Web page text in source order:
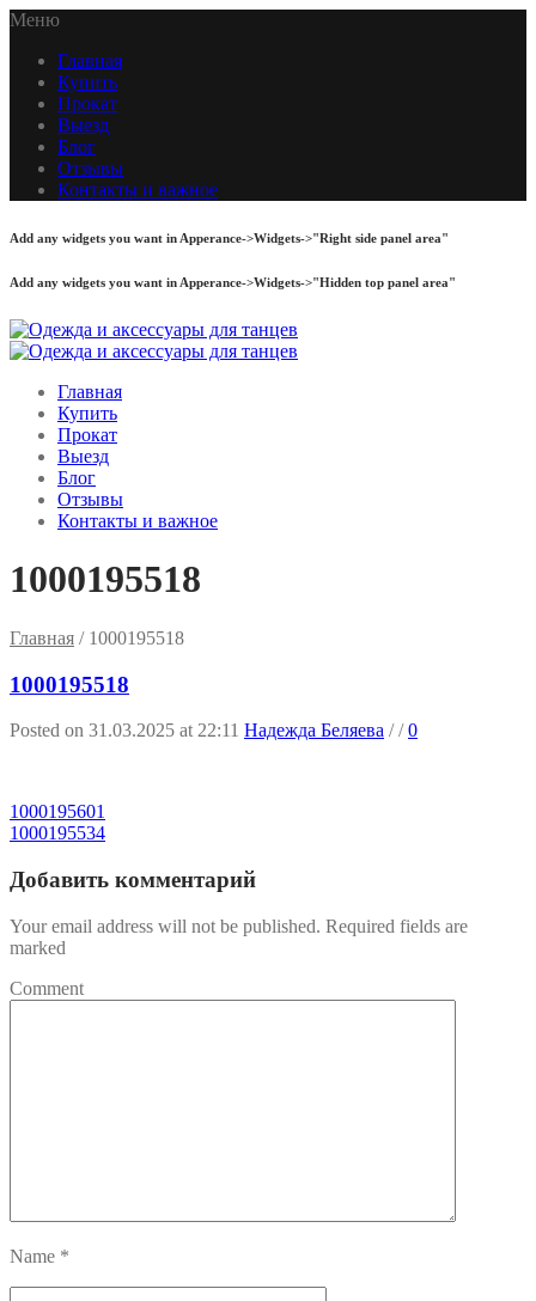
Меню
Главная
Купить
Прокат
Выезд
Блог
Отзывы
Контакты и важное
Add any widgets you want in Apperance->Widgets->"Right side panel area"
Add any widgets you want in Apperance->Widgets->"Hidden top panel area"
Главная
Купить
Прокат
Выезд
Блог
Отзывы
Контакты и важное
1000195518
Главная / 1000195518
1000195518
Posted on 31.03.2025 at 22:11 Надежда Беляева //0
1000195601
1000195534
Добавить комментарий
Your email address will not be published. Required fields are
marked
Comment
Name *